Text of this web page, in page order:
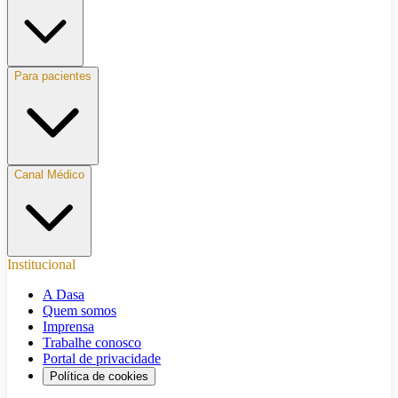
Para pacientes
Canal Médico
Institucional
A Dasa
Quem somos
Imprensa
Trabalhe conosco
Portal de privacidade
Política de cookies